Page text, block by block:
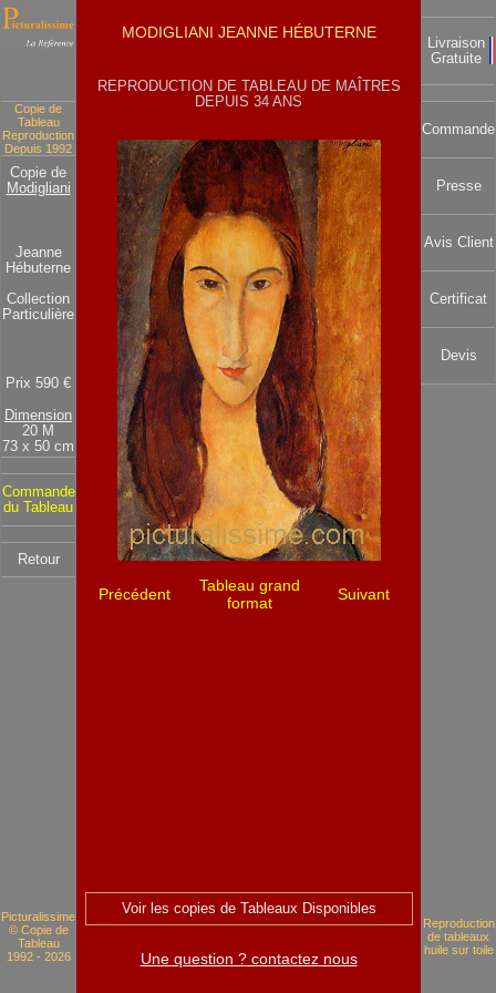
Copie de
Tableau
Reproduction
Depuis 1992
Copie de
Modigliani
Jeanne
Hébuterne
Collection
Particulière
Prix 590 €
Dimension
20 M
73 x 50 cm
Commande
du Tableau
Retour
MODIGLIANI JEANNE HÉBUTERNE
REPRODUCTION DE TABLEAU DE MAÎTRES
DEPUIS 34 ANS
Précédent
Tableau grand
format
Suivant
Livraison
Gratuite
Commande
Presse
Avis Client
Certificat
Devis
Picturalissime
© Copie de
Tableau
1992 - 2026
Voir les copies de Tableaux Disponibles
Une question ? contactez nous
Reproduction
de tableaux
huile sur toile